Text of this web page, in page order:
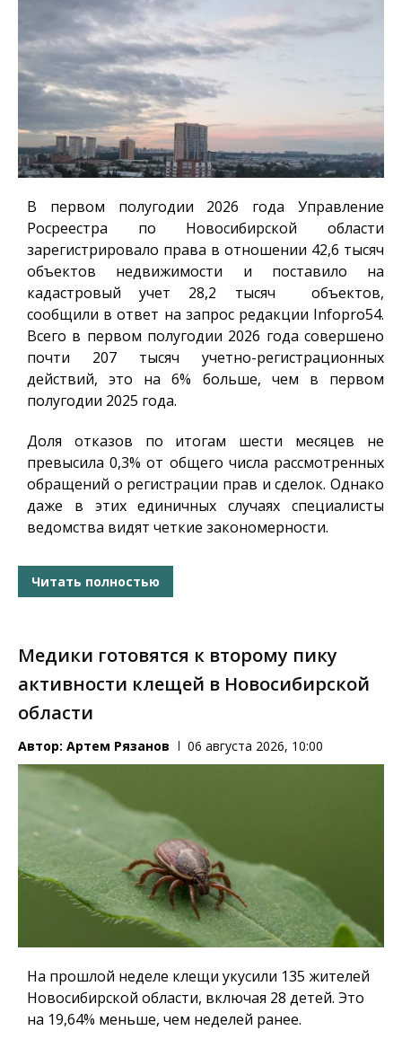
В первом полугодии 2026 года Управление
Росреестра по Новосибирской области
зарегистрировало права в отношении 42,6 тысяч
объектов недвижимости и поставило на
кадастровый учет 28,2 тысяч объектов,
сообщили в ответ на запрос редакции Infopro54.
Всего в первом полугодии 2026 года совершено
почти 207 тысяч учетно-регистрационных
действий, это на 6% больше, чем в первом
полугодии 2025 года.
Доля отказов по итогам шести месяцев не
превысила 0,3% от общего числа рассмотренных
обращений о регистрации прав и сделок. Однако
даже в этих единичных случаях специалисты
ведомства видят четкие закономерности.
Читать полностью
Медики готовятся к второму пику
активности клещей в Новосибирской
области
Автор: Артем Рязанов 06 августа 2026, 10:00
На прошлой неделе клещи укусили 135 жителей
Новосибирской области, включая 28 детей. Это
на 19,64% меньше, чем неделей ранее.